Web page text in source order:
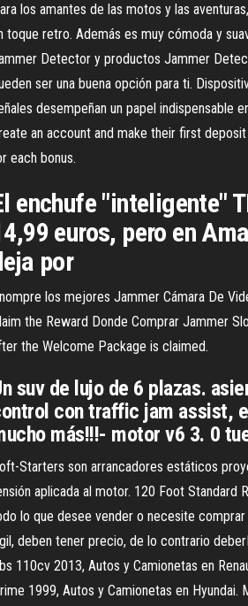
los amantes de las motos y las
toque retro. Además es muy cómoda y
Detector y productos Jammer
ser una buena opción para ti.
desempeñan un papel indispensable
an account and make their first
each bonus.
enchufe "inteligente"
euros, pero en
por
los mejores Jammer Cámara De
the Reward Donde Comprar Jammer
the Welcome Package is claimed.
suv de lujo de 6 plazas.
con traffic jam assist,
más!!!- motor v6 3. 0
Starters son arrancadores estáticos
aplicada al motor. 120 Foot Standard
lo que desee vender o necesite
deben tener precio, de lo contrario
110cv 2013, Autos y Camionetas en
1999, Autos y Camionetas en